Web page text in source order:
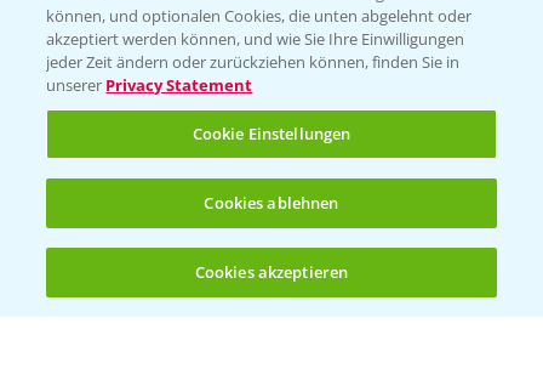
(noch 4)
Wetter Aktuell
BROSCHÜREN
Saatgut
Sonderkulturen
Verantwortung & Sorgfalt
können, und optionalen Cookies, die unten abgelehnt oder
akzeptiert werden können, und wie Sie Ihre Einwilligungen
jeder Zeit ändern oder zurückziehen können, finden Sie in
unserer Privacy Statement
Cookie Einstellungen
Cookies ablehnen
Cookies akzeptieren